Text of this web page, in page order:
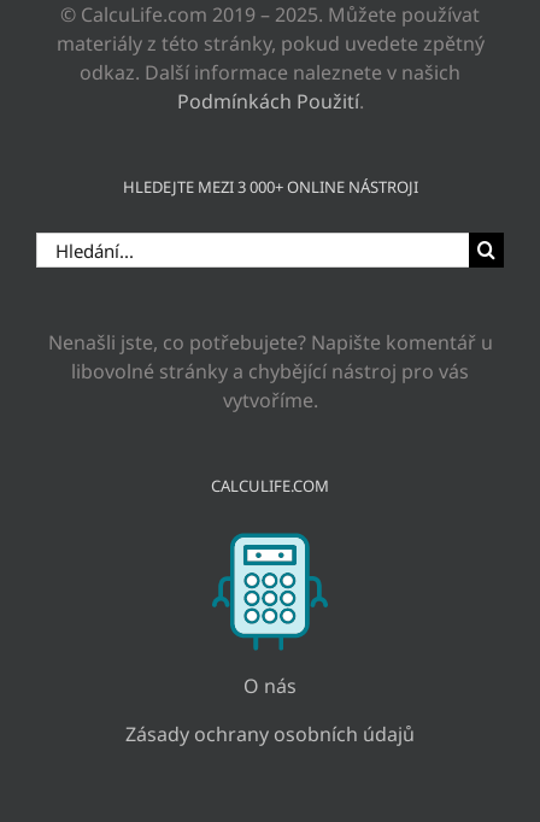
© CalcuLife.com 2019 – 2025. Můžete používat
materiály z této stránky, pokud uvedete zpětný
odkaz. Další informace naleznete v našich
Podmínkách Použití.
HLEDEJTE MEZI 3 000+ ONLINE NÁSTROJI
Hledat:
Nenašli jste, co potřebujete? Napište komentář u
libovolné stránky a chybějící nástroj pro vás
vytvoříme.
CALCULIFE.COM
O nás
Zásady ochrany osobních údajů